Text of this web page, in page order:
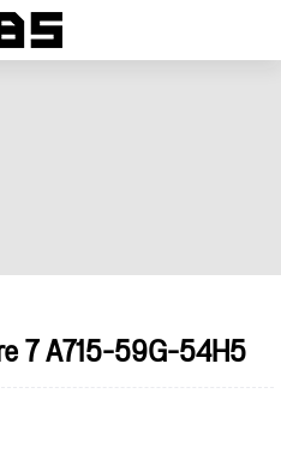
7 A715-59G-54H5